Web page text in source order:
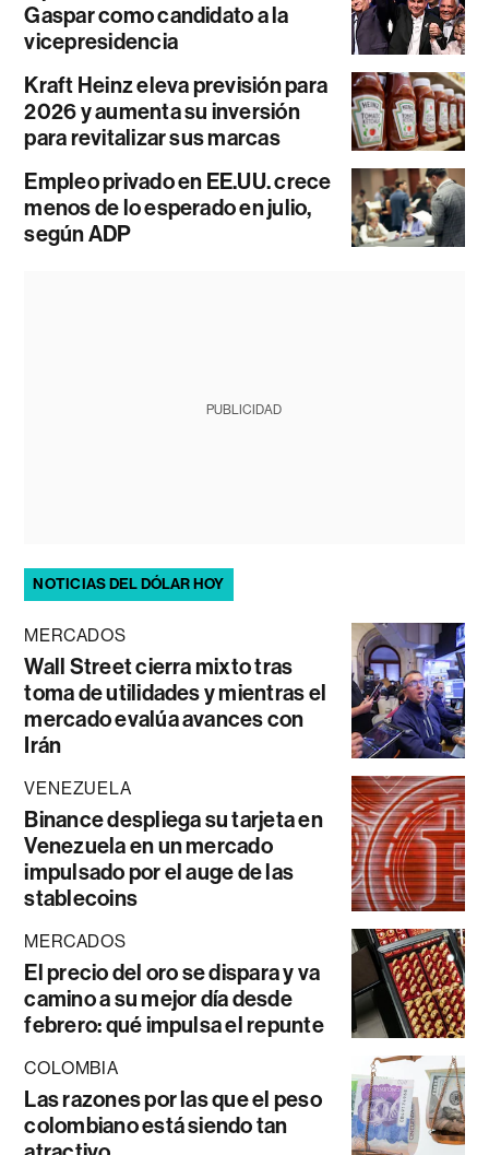
Gaspar como candidato a la
vicepresidencia
Kraft Heinz eleva previsión para
2026 y aumenta su inversión
para revitalizar sus marcas
Empleo privado en EE.UU. crece
menos de lo esperado en julio,
según ADP
PUBLICIDAD
NOTICIAS DEL DÓLAR HOY
MERCADOS
Wall Street cierra mixto tras
toma de utilidades y mientras el
mercado evalúa avances con
Irán
VENEZUELA
Binance despliega su tarjeta en
Venezuela en un mercado
impulsado por el auge de las
stablecoins
MERCADOS
El precio del oro se dispara y va
camino a su mejor día desde
febrero: qué impulsa el repunte
COLOMBIA
Las razones por las que el peso
colombiano está siendo tan